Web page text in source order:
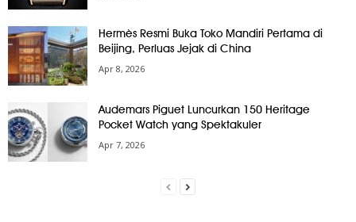
Hermès Resmi Buka Toko Mandiri Pertama di
Beijing, Perluas Jejak di China
Apr 8, 2026
Audemars Piguet Luncurkan 150 Heritage
Pocket Watch yang Spektakuler
Apr 7, 2026